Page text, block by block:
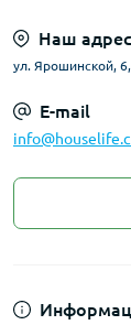
Наш адрес
ул. Ярошинской,
E-mail